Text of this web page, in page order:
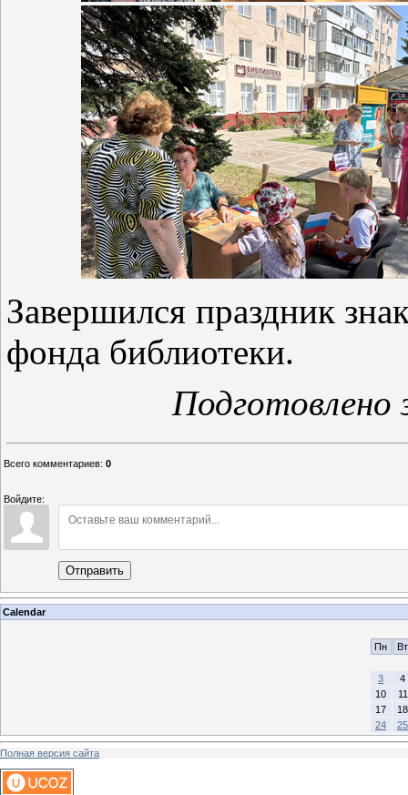
Завершился праздник
фонда библиотеки.
Всего комментариев: 0
Войдите:
Отправить
Calendar
Пн Вт
3
4
10
11
17
18
24
25
Полная версия сайта